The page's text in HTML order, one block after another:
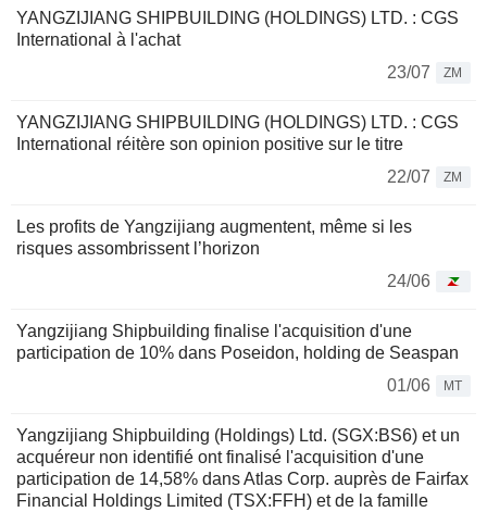
YANGZIJIANG SHIPBUILDING (HOLDINGS) LTD. : CGS
International à l'achat
23/07
ZM
YANGZIJIANG SHIPBUILDING (HOLDINGS) LTD. : CGS
International réitère son opinion positive sur le titre
22/07
ZM
Les profits de Yangzijiang augmentent, même si les
risques assombrissent l’horizon
24/06
Yangzijiang Shipbuilding finalise l'acquisition d'une
participation de 10% dans Poseidon, holding de Seaspan
01/06
MT
Yangzijiang Shipbuilding (Holdings) Ltd. (SGX:BS6) et un
acquéreur non identifié ont finalisé l'acquisition d'une
participation de 14,58% dans Atlas Corp. auprès de Fairfax
Financial Holdings Limited (TSX:FFH) et de la famille